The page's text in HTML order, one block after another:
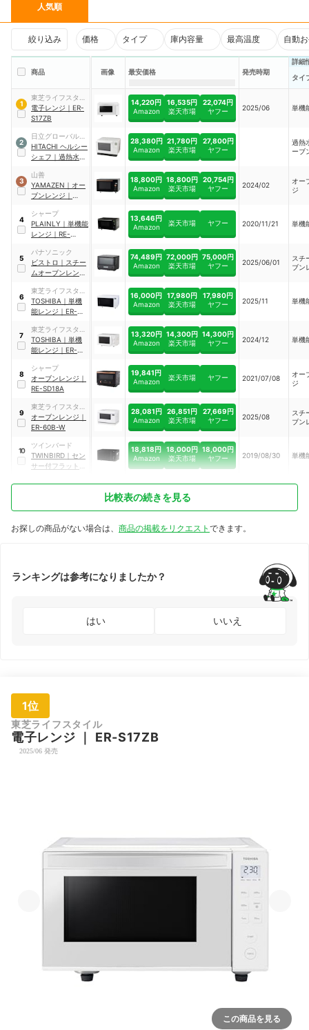
人気順
絞り込み 価格 タイプ 庫内容量 最高温度 自動
商品 画像 最安価格 発売時期
詳細
タイ
1
東芝ライフスタイ
ル
電子レンジ ｜ ER-
S17ZB
14,220円
Amazon
16,535円
楽天市場
22,074円
ヤフー
2025/06 単機
2
日立グローバルラ
イフソリューショ
ンズ
HITACHI ヘルシー
シェフ ｜ 過熱水蒸
｜MRO-S23YC
28,380円
Amazon
21,780円
楽天市場
27,800円
ヤフー
過熱
ーブ
3
山善
YAMAZEN ｜ オー
ブンレンジ ｜
18,800円
Amazon
18,800円
楽天市場
20,754円
ヤフー
2024/02
オー
ジ
4
シャープ
PLAINLY ｜ 単機能
レンジ ｜ RE-
13,646円
Amazon
楽天市場 ヤフー 2020/11/21 単機
5
パナソニック
ビストロ ｜ スチー
ムオーブンレンジ
74,489円
Amazon
72,000円
楽天市場
75,000円
ヤフー
2025/06/01
スチ
ブン
6
東芝ライフスタイ
ル
TOSHIBA ｜ 単機
能レンジ ｜ ER-
16,000円
Amazon
17,980円
楽天市場
17,980円
ヤフー
2025/11 単機
7
東芝ライフスタイ
ル
TOSHIBA ｜ 単機
能レンジ ｜ ER-
13,320円
Amazon
14,300円
楽天市場
14,300円
ヤフー
2024/12 単機
8
シャープ
オーブンレンジ ｜
RE-SD18A
19,841円
Amazon
楽天市場 ヤフー 2021/07/08
オー
ジ
9
東芝ライフスタイ
ル
オーブンレンジ ｜
ER-60B-W
28,081円
Amazon
26,851円
楽天市場
27,669円
ヤフー
2025/08
スチ
ブン
10
ツインバード
TWINBIRD ｜ セン
サー付フラット電
E273B
18,818円
Amazon
18,000円
楽天市場
18,000円
ヤフー
2019/08/30 単機
比較表の続きを見る
お探しの商品がない場合は、 商品の掲載をリクエスト できます。
ランキングは参考になりましたか？
はい いいえ
1位
東芝ライフスタイル
電子レンジ ER-S17ZB
2025/06 発売
この商品を見る